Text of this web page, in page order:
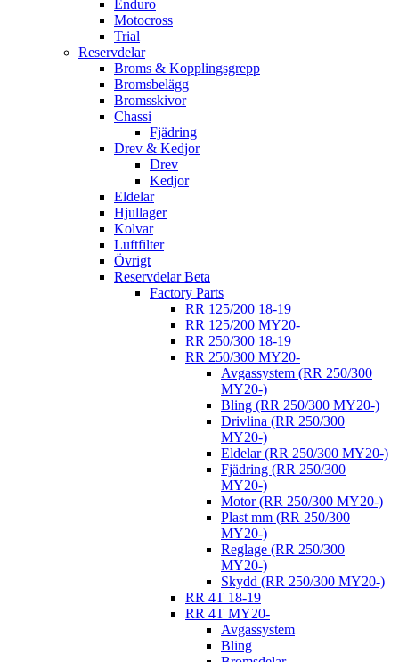
Enduro
Motocross
Trial
Reservdelar
Broms & Kopplingsgrepp
Bromsbelägg
Bromsskivor
Chassi
Fjädring
Drev & Kedjor
Drev
Kedjor
Eldelar
Hjullager
Kolvar
Luftfilter
Övrigt
Reservdelar Beta
Factory Parts
RR 125/200 18-19
RR 125/200 MY20-
RR 250/300 18-19
RR 250/300 MY20-
Avgassystem (RR 250/300
MY20-)
Bling (RR 250/300 MY20-)
Drivlina (RR 250/300
MY20-)
Eldelar (RR 250/300 MY20-)
Fjädring (RR 250/300
MY20-)
Motor (RR 250/300 MY20-)
Plast mm (RR 250/300
MY20-)
Reglage (RR 250/300
MY20-)
Skydd (RR 250/300 MY20-)
RR 4T 18-19
RR 4T MY20-
Avgassystem
Bling